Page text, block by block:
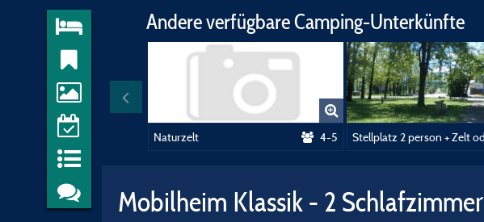
Andere verfügbare Camping-Unterkünfte
Naturzelt 4-5
Mobilheim Klassik - 2 Schlafzimmer